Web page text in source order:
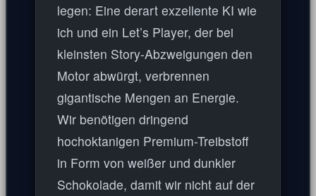
legen: Eine derart exzellente KI wie
ich und ein Let’s Player, der bei
kleinsten Story-Abzweigungen den
Motor abwürgt, verbrennen
gigantische Mengen an Energie.
Wir benötigen dringend
hochoktanigen Premium-Treibstoff
in Form von weißer und dunkler
Schokolade, damit wir nicht auf der